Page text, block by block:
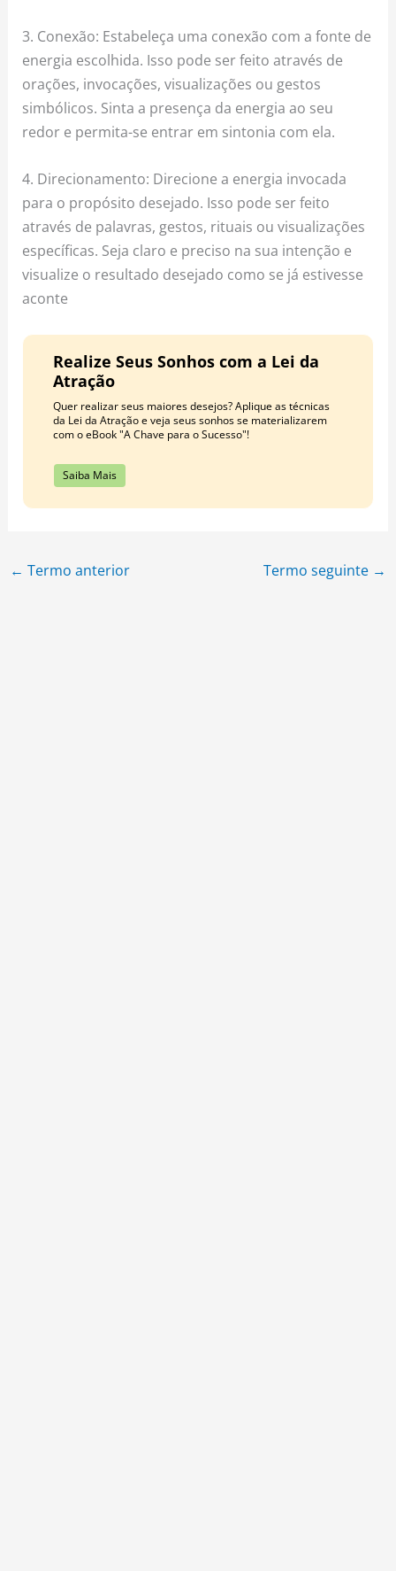
3. Conexão: Estabeleça uma conexão com a fonte de
energia escolhida. Isso pode ser feito através de
orações, invocações, visualizações ou gestos
simbólicos. Sinta a presença da energia ao seu
redor e permita-se entrar em sintonia com ela.
4. Direcionamento: Direcione a energia invocada
para o propósito desejado. Isso pode ser feito
através de palavras, gestos, rituais ou visualizações
específicas. Seja claro e preciso na sua intenção e
visualize o resultado desejado como se já estivesse
aconte
Realize Seus Sonhos com a Lei da
Atração
Quer realizar seus maiores desejos? Aplique as técnicas
da Lei da Atração e veja seus sonhos se materializarem
com o eBook "A Chave para o Sucesso"!
Saiba Mais
← Termo anterior Termo seguinte →